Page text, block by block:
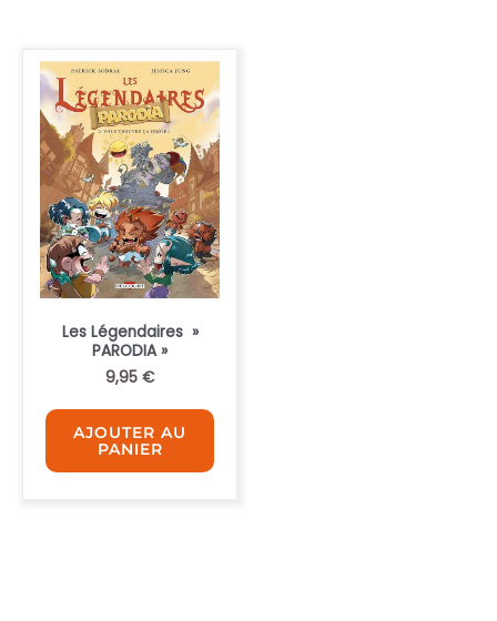
Les Légendaires »
PARODIA »
9,95 €
AJOUTER AU
PANIER